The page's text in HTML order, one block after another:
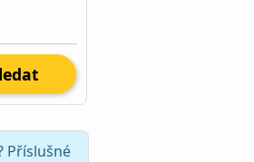
Příslušné